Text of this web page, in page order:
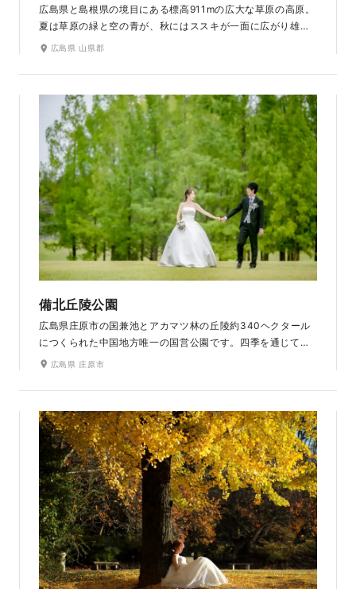
広島県と島根県の境目にある標高911mの広大な草原の高原。
夏は草原の緑と空の青が、秋にはススキが一面に広がり雄大
でとても綺麗なロケ地です。展望台や周辺の山道の中では、
縦に伸びる木のシルエットとコントラストがよりクールに演
出してくれます。撮影場所から駐車場までが近いのもおすす
めポイントです。
広島県 山県郡
備北丘陵公園
広島県庄原市の国兼池とアカマツ林の丘陵約340ヘクタール
につくられた中国地方唯一の国営公園です。四季を通じて、
美しい色とりどりの花々が楽しめます。花畑の中での撮影
きる広大な敷地には、豪農の家を再現した古民家もあり、室
内での撮影もできます。和装・洋装どちらの撮影もおすすめ
です。
広島県 庄原市